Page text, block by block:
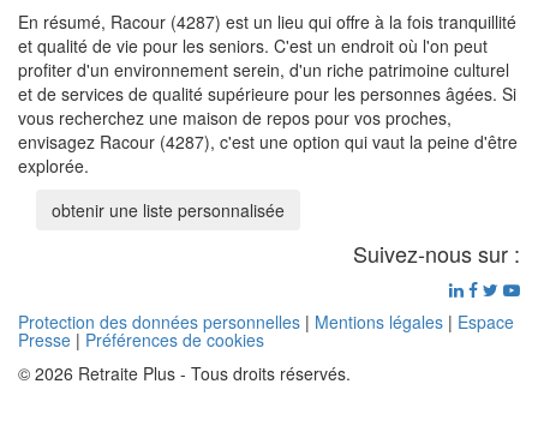
En résumé, Racour (4287) est un lieu qui offre à la fois tranquillité
et qualité de vie pour les seniors. C'est un endroit où l'on peut
profiter d'un environnement serein, d'un riche patrimoine culturel
et de services de qualité supérieure pour les personnes âgées. Si
vous recherchez une maison de repos pour vos proches,
envisagez Racour (4287), c'est une option qui vaut la peine d'être
explorée.
obtenir une liste personnalisée
Suivez-nous sur :
Protection des données personnelles | Mentions légales | Espace
Presse | Préférences de cookies
© 2026 Retraite Plus - Tous droits réservés.